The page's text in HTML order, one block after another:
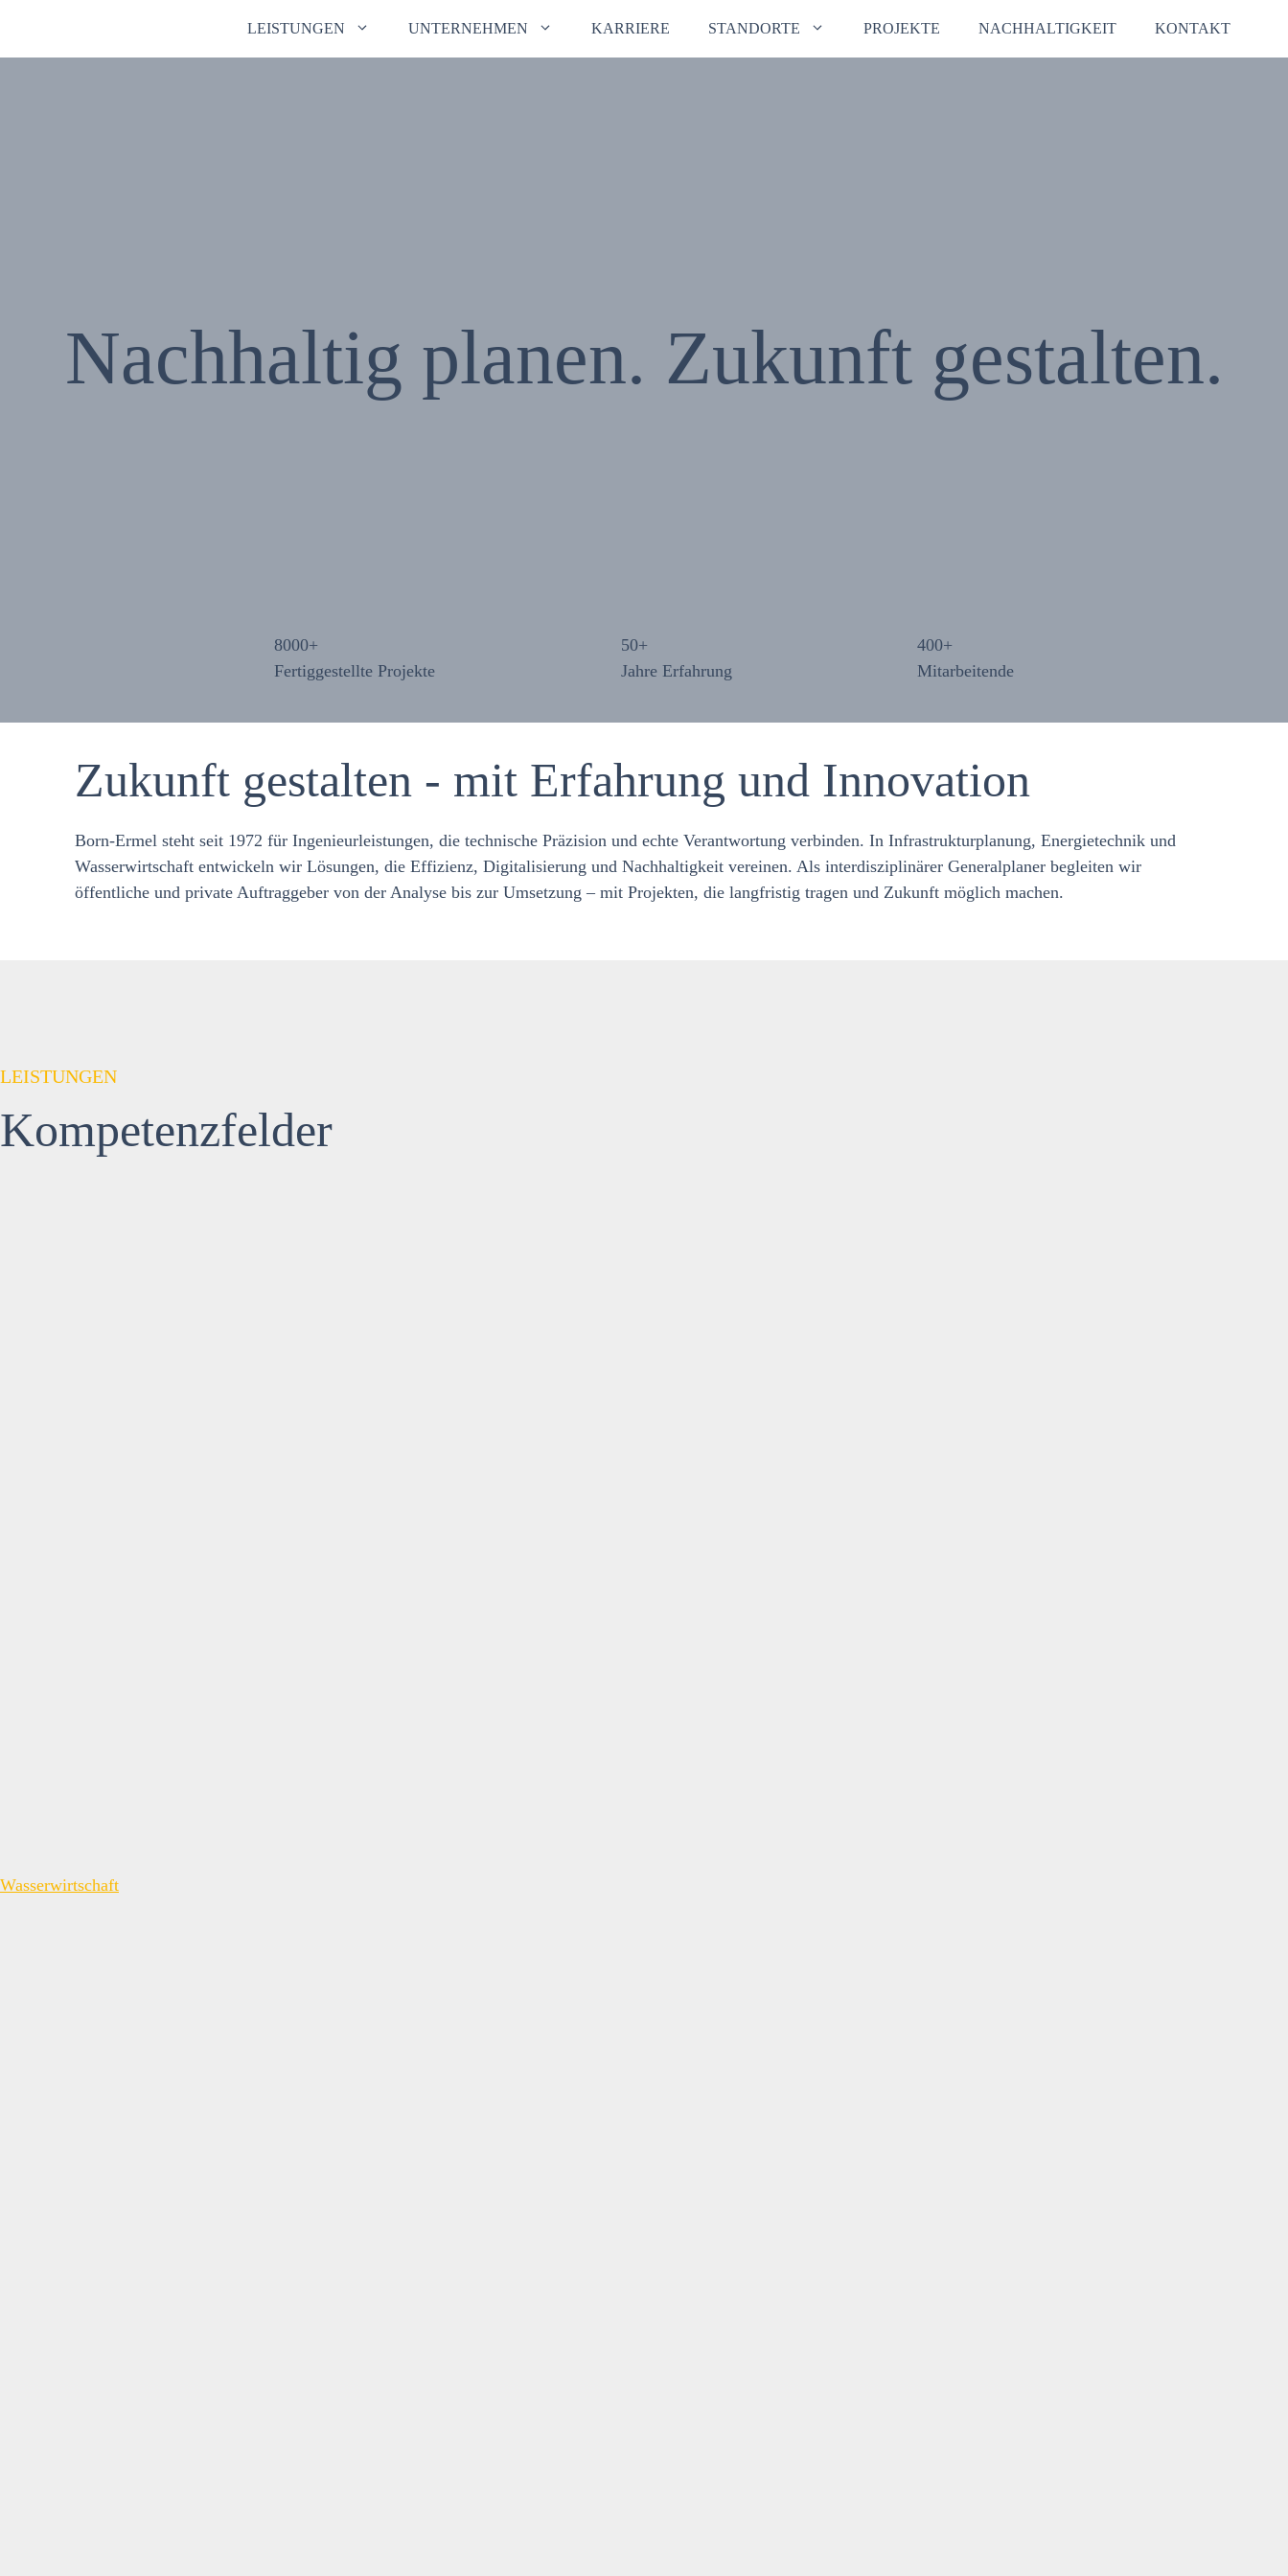
springen
LEISTUNGEN UNTERNEHMEN KARRIERE STANDORTE PROJEKTE NACHHALTIGKEIT KONTAKT
Nachhaltig planen. Zukunft gestalten.
8000+
Fertiggestellte Projekte
50+
Jahre Erfahrung
400+
Mitarbeitende
Zukunft gestalten - mit Erfahrung und Innovation
Born-Ermel steht seit 1972 für Ingenieurleistungen, die technische Präzision und echte Verantwortung verbinden. In Infrastrukturplanung, Energietechnik und
Wasserwirtschaft entwickeln wir Lösungen, die Effizienz, Digitalisierung und Nachhaltigkeit vereinen. Als interdisziplinärer Generalplaner begleiten wir
öffentliche und private Auftraggeber von der Analyse bis zur Umsetzung – mit Projekten, die langfristig tragen und Zukunft möglich machen.
LEISTUNGEN
Kompetenzfelder
Wasserwirtschaft